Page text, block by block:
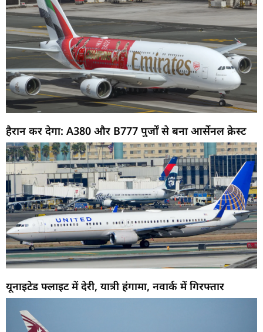
हैरान कर देगा: A380 और B777 पुर्जों से बना आर्सेनल क्रेस्ट
यूनाइटेड फ्लाइट में देरी, यात्री हंगामा, नवार्क में गिरफ्तार